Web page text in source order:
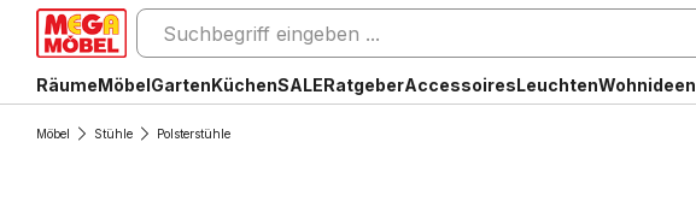
RäumeMöbelGartenKüchenSALERatgeberAccessoiresLeuchtenWohnideen
Möbel Stühle Polsterstühle